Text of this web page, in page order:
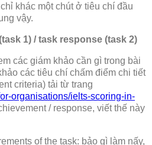
khác một chút ở tiêu chí đầu
vậy.
1) / task response (task 2)
các giám khảo cần gì trong bài
các tiêu chí chấm điểm chi tiết
criteria) tải từ trang
organisations/ielts-scoring-in-
/ response, viết thế này
of the task: bảo gì làm nấy,